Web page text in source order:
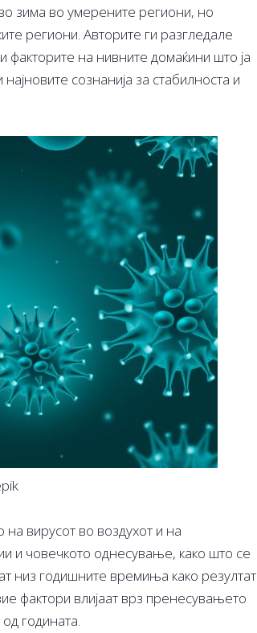
зима во умерените региони, но
региони. Авторите ги разгледале
факторите на нивните домаќини што ја
сознанија за стабилноста и
вирусот во воздухот и на
и човечкото однесување, како што се
низ годишните времиња како резултат
фактори влијаат врз пренесувањето
годината.